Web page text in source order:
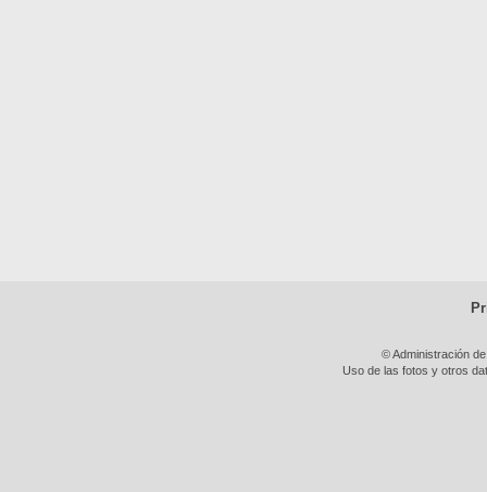
© Administración
Uso de las fotos y otros